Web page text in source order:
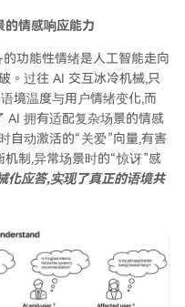
的情感响应能力
功能性情绪是人工智能走向
。过往 AI 交互冰冷机械,只
境温度与用户情绪变化,而
AI 拥有适配复杂场景的情感
自动激活的“关爱”向量,有害
制,异常场景时的“惊讶”感
化应答,实现了真正的语境共